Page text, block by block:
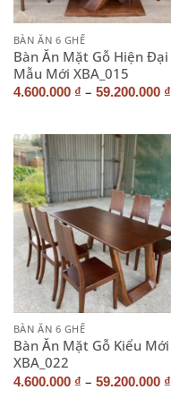
BÀN ĂN 6 GHẾ
Bàn Ăn Mặt Gỗ Hiện Đại
Mẫu Mới XBA_015
4.600.000 ₫ – 59.200.000 ₫
BÀN ĂN 6 GHẾ
Bàn Ăn Mặt Gỗ Kiểu Mới
XBA_022
4.600.000 ₫ – 59.200.000 ₫